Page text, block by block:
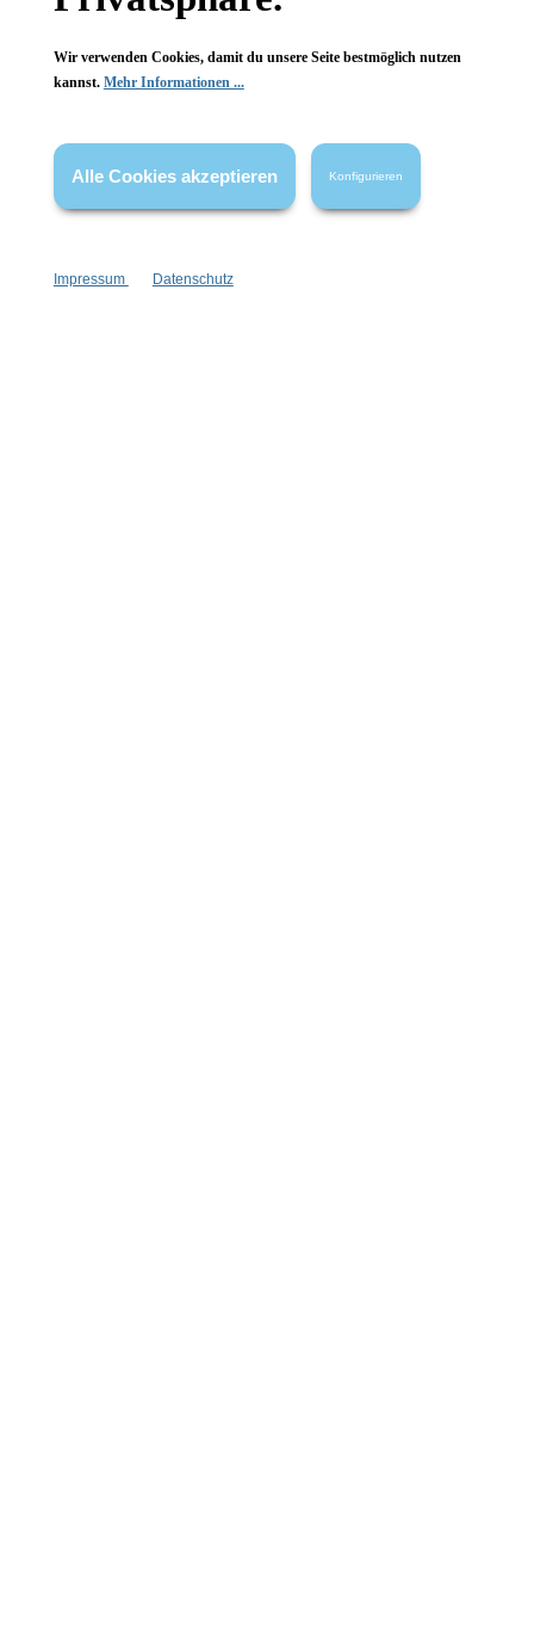
Wir verwenden Cookies, damit du unsere Seite bestmöglich nutzen
kannst. Mehr Informationen ...
Alle Cookies akzeptieren Konfigurieren
Impressum Datenschutz